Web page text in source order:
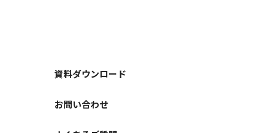
資料ダウンロード
お問い合わせ